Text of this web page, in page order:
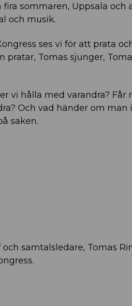
sommaren, Uppsala och
och musik.
ses vi för att prata
Tomas sjunger,
vi hålla med varandra? Får
Och vad händer om man
saken.
samtalsledare, Tomas